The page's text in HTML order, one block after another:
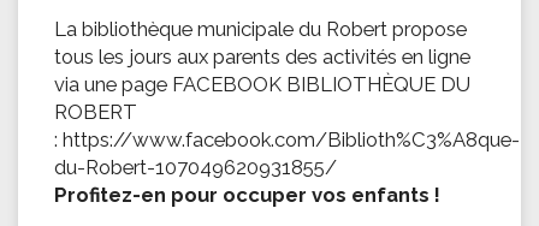
La bibliothèque municipale du Robert propose
tous les jours aux parents des activités en ligne
via une page FACEBOOK BIBLIOTHÈQUE DU
ROBERT
: https://www.facebook.com/Biblioth%C3%A8que-
du-Robert-107049620931855/
Profitez-en pour occuper vos enfants !